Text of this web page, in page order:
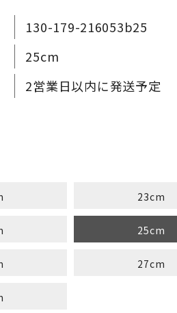
130-179-216053b25
25cm
2営業日以内に発送予定
23cm
25cm
27cm